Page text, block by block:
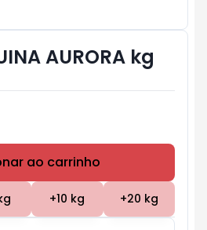
AURORA kg
ao carrinho
+10 kg +20 kg